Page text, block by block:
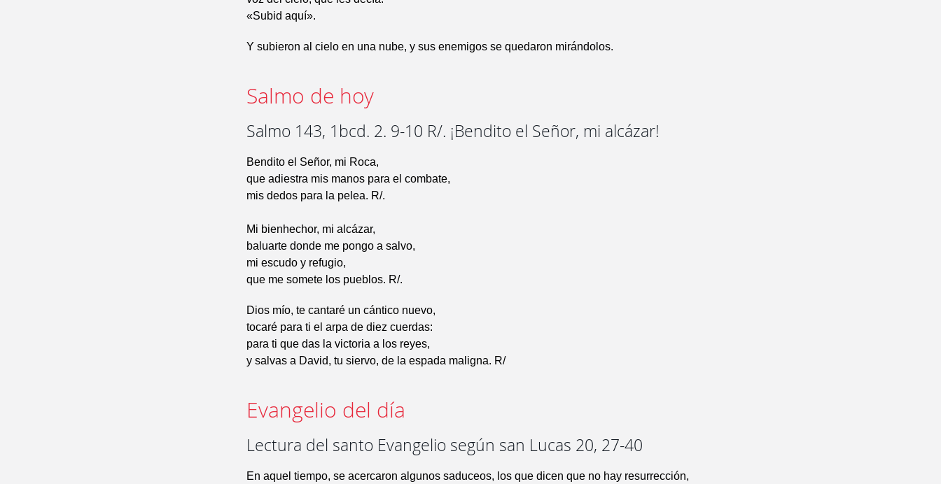
«Subid aquí».
Y subieron al cielo en una nube, y sus enemigos se quedaron mirándolos.
Salmo de hoy
Salmo 143, 1bcd. 2. 9-10 R/. ¡Bendito el Señor, mi alcázar!
Bendito el Señor, mi Roca,
que adiestra mis manos para el combate,
mis dedos para la pelea. R/.
Mi bienhechor, mi alcázar,
baluarte donde me pongo a salvo,
mi escudo y refugio,
que me somete los pueblos. R/.
Dios mío, te cantaré un cántico nuevo,
tocaré para ti el arpa de diez cuerdas:
para ti que das la victoria a los reyes,
y salvas a David, tu siervo, de la espada maligna. R/
Evangelio del día
Lectura del santo Evangelio según san Lucas 20, 27-40
En aquel tiempo, se acercaron algunos saduceos, los que dicen que no hay resurrección,